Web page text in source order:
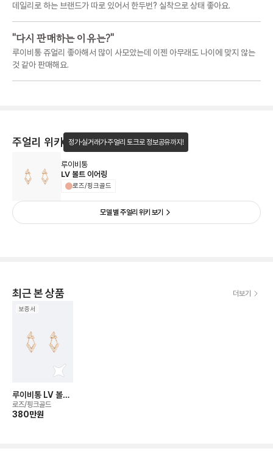
데일리로 하는 브랜드가 따로 있어서 한두번? 실착으로 상태 좋아요.
"다시 판매하는 이유는?"
루이비통 쥬얼리 좋아해서 많이 사모았는데 이젠 아무래도 나이에 맞지 않는
것 같아 판매해요.
주얼리 위키 정가·실거래가·주얼리 토크로 정보공유까지!
루이비통
LV 볼트 이어링
로즈/핑크골드
모델 별 주얼리 위키 보기
최근 본 상품 더보기
보증서
루이비통 LV 볼트
이어링
로즈/핑크골드
380만원